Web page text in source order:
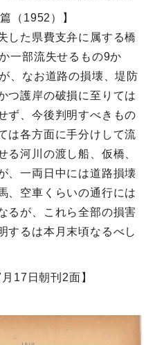
（1952）】
した県費支弁に属する橋
一部流失せるもの9か
、なお道路の損壊、堤防
つ護岸の破損に至りては
ず、今後判明すべきもの
は各方面に手分けして流
る河川の渡し船、仮橋、
、一両日中には道路損壊
、空車くらいの通行には
るが、これら全部の損害
するは本月末頃なるべし
17日朝刊2面】